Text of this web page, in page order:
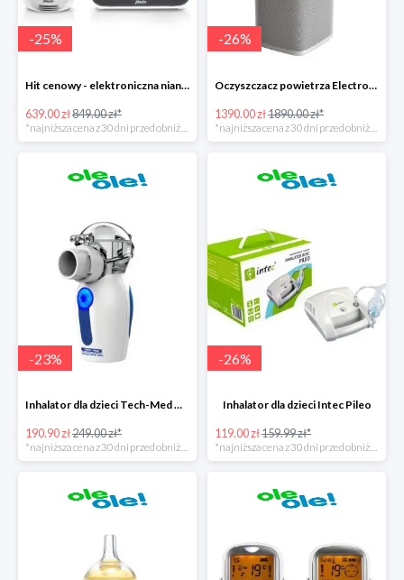
-25%
Hit cenowy - elektroniczna niania Alecto DVM-200
639.00 zł849.00 zł*
*najniższa cena z 30 dni przed obniżką
-26%
Oczyszczacz powietrza Electrolux Pure A9
1390.00 zł1890.00 zł*
*najniższa cena z 30 dni przed obniżką
-23%
Inhalator dla dzieci Tech-Med Neb Micro Mesh
190.90 zł249.00 zł*
*najniższa cena z 30 dni przed obniżką
-26%
Inhalator dla dzieci Intec Pileo
119.00 zł159.99 zł*
*najniższa cena z 30 dni przed obniżką